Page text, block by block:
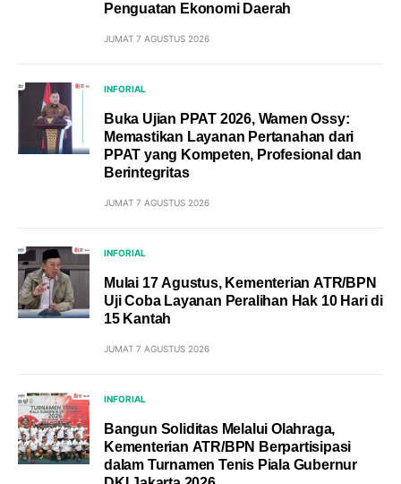
Penguatan Ekonomi Daerah
JUMAT 7 AGUSTUS 2026
INFORIAL
Buka Ujian PPAT 2026, Wamen Ossy:
Memastikan Layanan Pertanahan dari
PPAT yang Kompeten, Profesional dan
Berintegritas
JUMAT 7 AGUSTUS 2026
INFORIAL
Mulai 17 Agustus, Kementerian ATR/BPN
Uji Coba Layanan Peralihan Hak 10 Hari di
15 Kantah
JUMAT 7 AGUSTUS 2026
INFORIAL
Bangun Soliditas Melalui Olahraga,
Kementerian ATR/BPN Berpartisipasi
dalam Turnamen Tenis Piala Gubernur